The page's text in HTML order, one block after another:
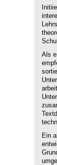
Als
Ein